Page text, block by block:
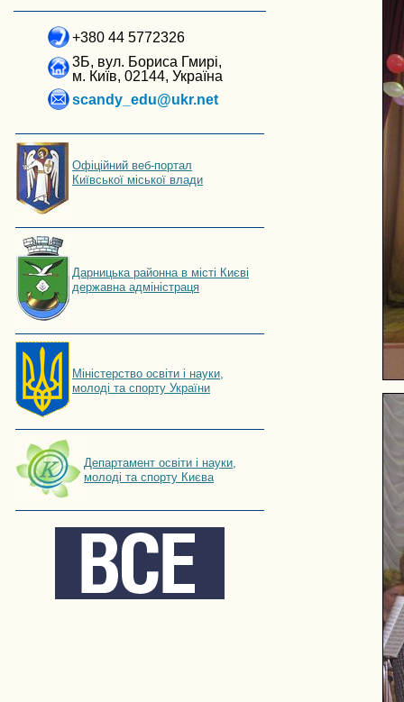
+380 44 5772326
3Б, вул. Бориса Гмирі,
м. Київ, 02144, Україна
scandy_edu@ukr.net
Офіційний веб-портал
Київської міської влади
Дарницька районна в місті Києві
державна адміністраця
Мiнiстерство освiти і науки,
молоді та спорту України
Департамент освіти і науки,
молоді та спорту Києва